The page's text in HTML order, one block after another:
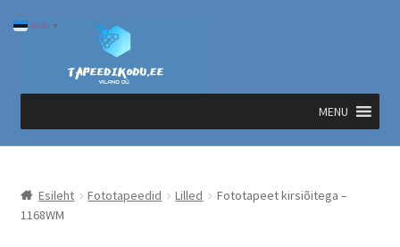
Liigu
navigeerimisele
Liigu
MENU
Esileht Fototapeedid Lilled
Fototapeet kirsiõitega –
1168WM
Eesti ▼